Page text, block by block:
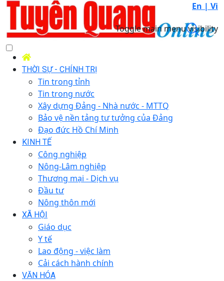
En | Vi
Toggle main menu visibility
THỜI SỰ - CHÍNH TRỊ
Tin trong tỉnh
Tin trong nước
Xây dựng Đảng - Nhà nước - MTTQ
Bảo vệ nền tảng tư tưởng của Đảng
Đạo đức Hồ Chí Minh
KINH TẾ
Công nghiệp
Nông-Lâm nghiệp
Thương mại - Dịch vụ
Đầu tư
Nông thôn mới
XÃ HỘI
Giáo dục
Y tế
Lao động - việc làm
Cải cách hành chính
VĂN HÓA